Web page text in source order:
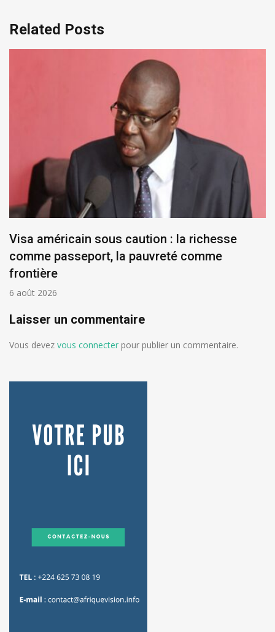
Related Posts
Visa américain sous caution : la richesse
comme passeport, la pauvreté comme
frontière
6 août 2026
Laisser un commentaire
Vous devez vous connecter pour publier un commentaire.